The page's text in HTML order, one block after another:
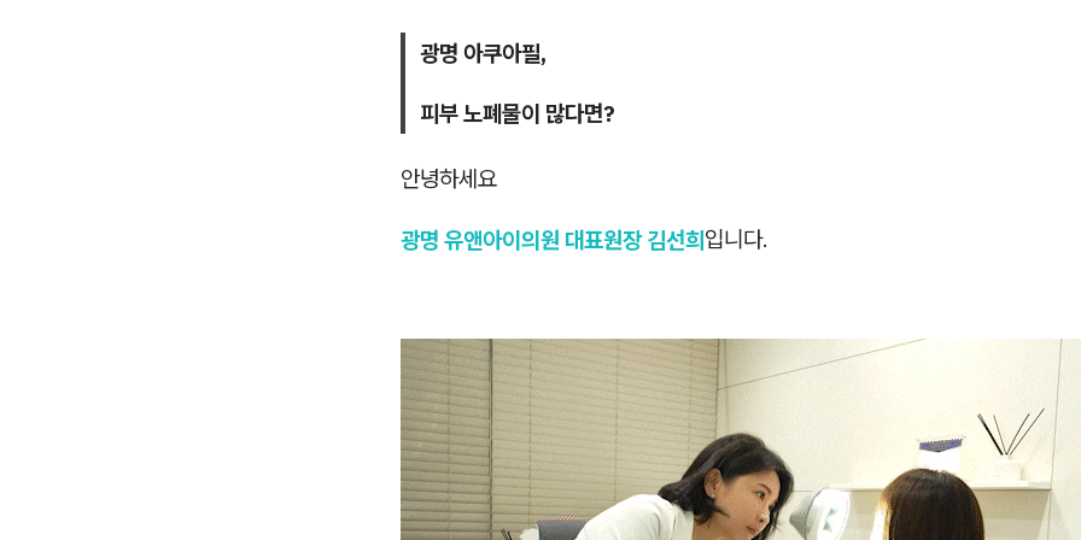
광명 아쿠아필,
피부 노폐물이 많다면?
안녕하세요
광명 유앤아이의원 대표원장 김선희입니다.